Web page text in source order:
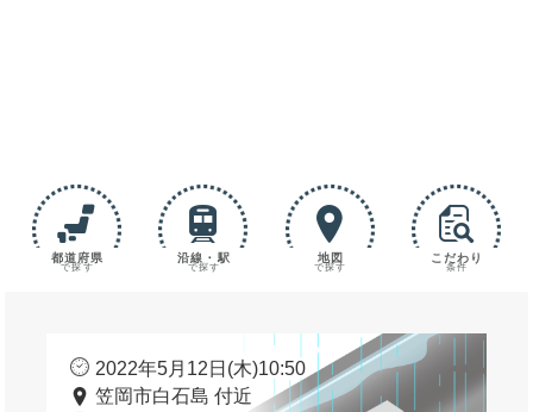
都道府県
で探す
沿線・駅
で探す
地図
で探す
こだわり
条件
2022年5月12日(木)10:50
笠岡市白石島 付近